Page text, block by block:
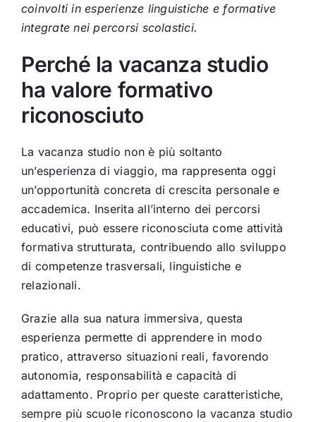
coinvolti in esperienze linguistiche e formative
integrate nei percorsi scolastici.
Perché la vacanza studio
ha valore formativo
riconosciuto
La vacanza studio non è più soltanto
un’esperienza di viaggio, ma rappresenta oggi
un’opportunità concreta di crescita personale e
accademica. Inserita all’interno dei percorsi
educativi, può essere riconosciuta come attività
formativa strutturata, contribuendo allo sviluppo
di competenze trasversali, linguistiche e
relazionali.
Grazie alla sua natura immersiva, questa
esperienza permette di apprendere in modo
pratico, attraverso situazioni reali, favorendo
autonomia, responsabilità e capacità di
adattamento. Proprio per queste caratteristiche,
sempre più scuole riconoscono la vacanza studio